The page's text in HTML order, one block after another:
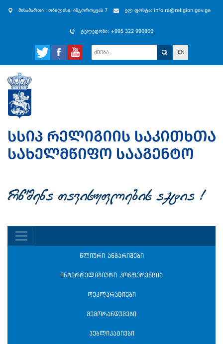
მისამართი : თბილისი, ინგოროყვას 7 ელ ფოსტა: info.ra@religion.gov.ge
ტელეფონი: +995 322 990900
EN
rwmena Tavisuflebis aqtia !
წლიური ანგარიშები
ინტერრელიგიური კონფერენცია
დეკლარაციები
მემორანდუმები
პუბლიკაციები